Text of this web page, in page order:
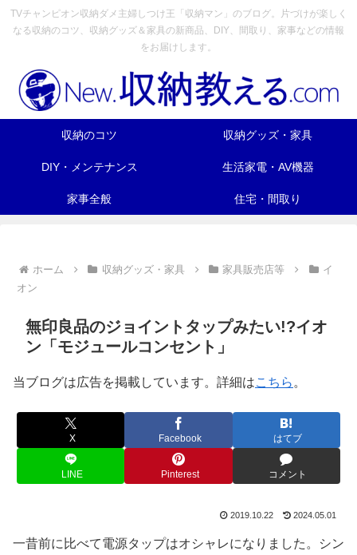
TVチャンピオン収納ダメ主婦しつけ王「収納マン」のブログ。片づけが楽しく
なる収納のコツ、収納グッズ＆家具の新商品、DIY、間取り、家事などの情報
をお届けします。
収納のコツ 収納グッズ・家具
DIY・メンテナンス 生活家電・AV機器
家事全般 住宅・間取り
ホーム 収納グッズ・家具 家具販売店等
イ
オン
無印良品のジョイントタップみたい!?イオ
ン「モジュールコンセント」
当ブログは広告を掲載しています。詳細はこちら 。
X Facebook はてブ
LINE Pinterest コメント
2019.10.22 2024.05.01
一昔前に比べて電源タップはオシャレになりました。シン